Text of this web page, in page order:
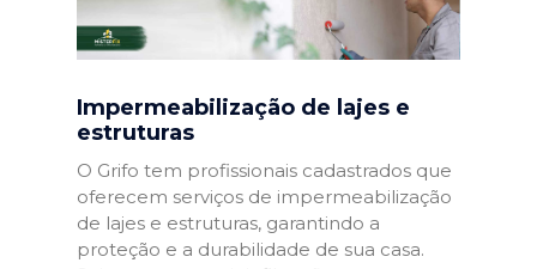
Impermeabilização de lajes e
estruturas
O Grifo tem profissionais cadastrados que
oferecem serviços de impermeabilização
de lajes e estruturas, garantindo a
proteção e a durabilidade de sua casa.